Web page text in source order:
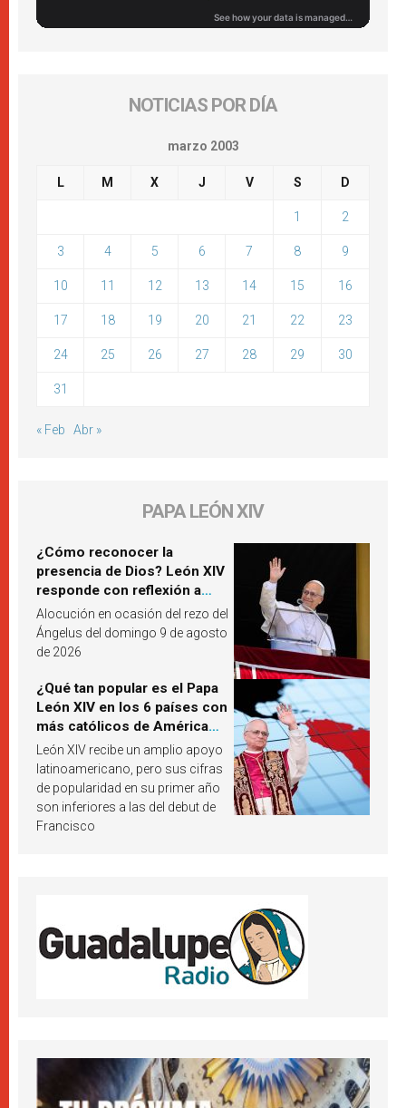
NOTICIAS POR DÍA
marzo 2003
L M X J V S D
1 2
3 4 5 6 7 8 9
10 11 12 13 14 15 16
17 18 19 20 21 22 23
24 25 26 27 28 29 30
31
« Feb Abr »
PAPA LEÓN XIV
¿Cómo reconocer la
presencia de Dios? León XIV
responde con reflexión a
partir de un pasaje del
Evangelio
Alocución en ocasión del rezo del
Ángelus del domingo 9 de agosto
de 2026
¿Qué tan popular es el Papa
León XIV en los 6 países con
más católicos de América
Latina en 2026? Publican
resultados de investigación
León XIV recibe un amplio apoyo
latinoamericano, pero sus cifras
de popularidad en su primer año
son inferiores a las del debut de
Francisco